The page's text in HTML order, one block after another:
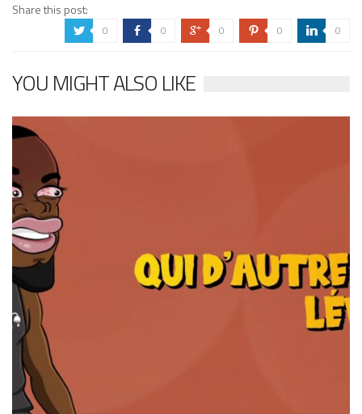
Share this post:
a 0 b 0 c 0 d 0 j 0
YOU MIGHT ALSO LIKE